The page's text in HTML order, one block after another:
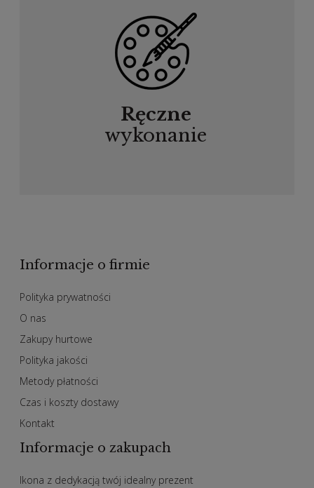
Ręczne
wykonanie
Informacje o firmie
Polityka prywatności
O nas
Zakupy hurtowe
Polityka jakości
Metody płatności
Czas i koszty dostawy
Kontakt
Informacje o zakupach
Ikona z dedykacją twój idealny prezent